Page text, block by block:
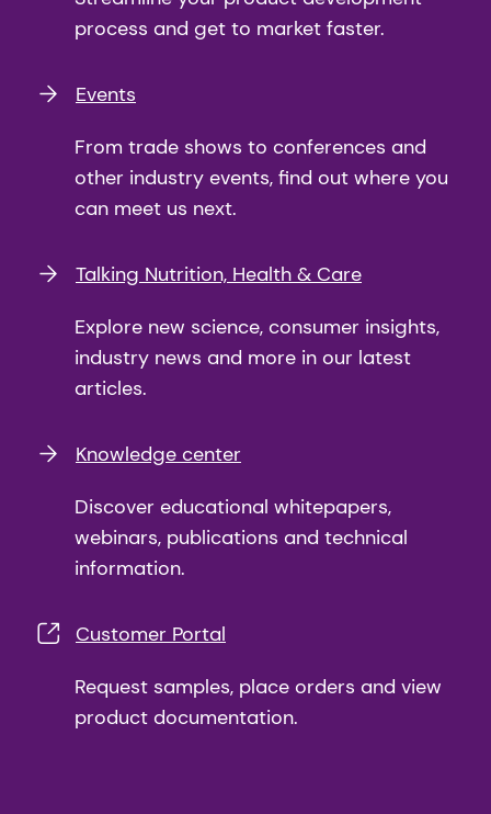
process and get to market faster.
Events
From trade shows to conferences and
other industry events, find out where you
can meet us next.
Talking Nutrition, Health & Care
Explore new science, consumer insights,
industry news and more in our latest
articles.
Knowledge center
Discover educational whitepapers,
webinars, publications and technical
information.
Customer Portal
Request samples, place orders and view
product documentation.